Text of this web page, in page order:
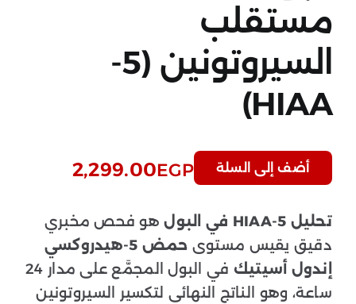
مستقلب
السيروتونين (5-
HIAA)
أضف إلى السلة 2,299.00EGP
تحليل 5-HIAA في البول
هو فحص مخبري
دقيق يقيس مستوى
حمض 5-هيدروكسي
إندول أسيتيك
في البول المجمَّع على مدار 24
ساعة، وهو الناتج النهائي لتكسير السيروتونين